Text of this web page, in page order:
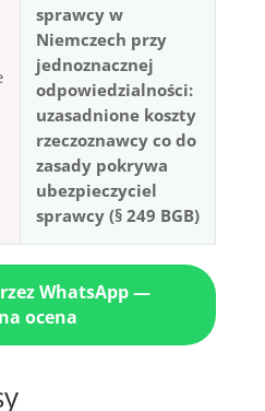
sprawcy w
Niemczech przy
jednoznacznej
odpowiedzialności:
uzasadnione koszty
rzeczoznawcy co do
zasady pokrywa
ubezpieczyciel
sprawcy (§ 249 BGB)
WhatsApp —
ocena